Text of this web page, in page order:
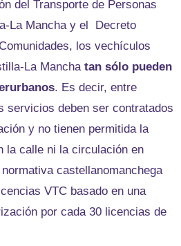
del Transporte de Personas
La Mancha y el Decreto
los vechículos
La Mancha tan sólo pueden
. Es decir, entre
servicios deben ser contratados
y no tienen permitida la
la calle ni la circulación en
castellanomanchega
VTC basado en una
por cada 30 licencias de